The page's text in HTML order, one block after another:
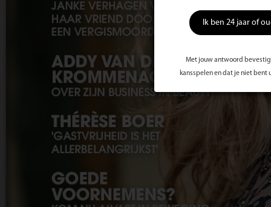
Ik ben 24 jaar of
Met jouw antwoord bevestig
kansspelen en dat je niet bent